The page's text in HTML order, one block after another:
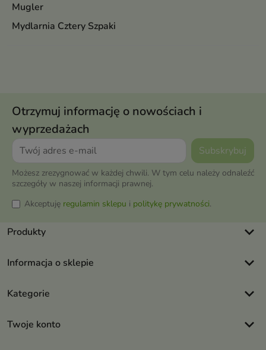
Mugler
Mydlarnia Cztery Szpaki
Otrzymuj informację o nowościach i
wyprzedażach
Możesz zrezygnować w każdej chwili. W tym celu należy odnaleźć
szczegóły w naszej informacji prawnej.
Akceptuję regulamin sklepu i politykę prywatności.
Produkty keyboard_arrow_down
Informacja o sklepie keyboard_arrow_down
Kategorie keyboard_arrow_down
Twoje konto keyboard_arrow_down